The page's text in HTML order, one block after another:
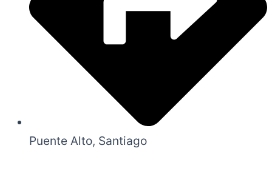
Puente Alto, Santiago